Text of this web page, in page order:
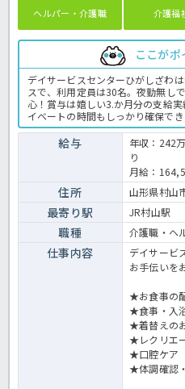
ヘルパー・介護職 介護福
ここがポ
デイサービスセンターひがしざわ
スで、利用定員は30名。夜勤無し
心！賞与は嬉しい3.か月分の支給
イベートの時間もしっかり確保で
持ちの方はお早目にほっ介護まで
の介護業務全般です。＜介護職
給与
年収：242
り
月給：
住所 山形県村山
最寄り駅 JR村山駅
職種 介護職・ヘ
仕事内容
デイサービ
お手伝いを
★お食事の
★食事・入
★着替えの
★レクリエ
★口腔ケア
★体調確認